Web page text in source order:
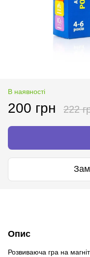
В наявності
200 грн 222
Опис
Розвиваюча гра на